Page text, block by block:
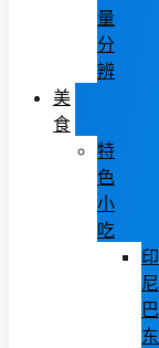
量
分
辨
美
食
特
色
小
吃
印
尼
巴
东